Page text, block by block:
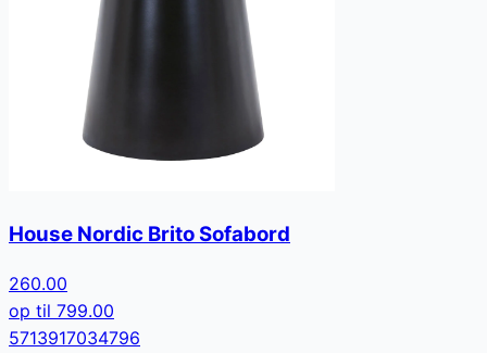
House Nordic Brito Sofabord
260.00
op til 799.00
5713917034796